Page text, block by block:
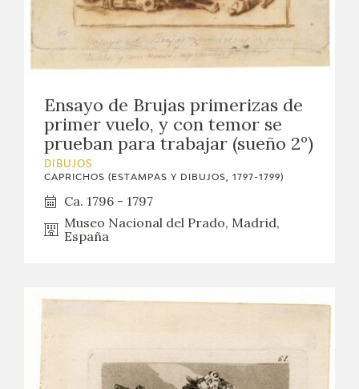
Ensayo de Brujas primerizas de
primer vuelo, y con temor se
prueban para trabajar (sueño 2º)
DIBUJOS
CAPRICHOS (ESTAMPAS Y DIBUJOS, 1797-1799)
Ca. 1796 - 1797
Museo Nacional del Prado, Madrid,
España